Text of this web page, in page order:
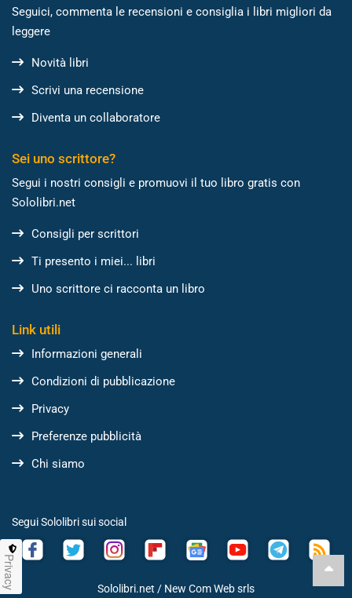
Seguici, commenta le recensioni e consiglia i libri migliori da
leggere
Novità libri
Scrivi una recensione
Diventa un collaboratore
Sei uno scrittore?
Segui i nostri consigli e promuovi il tuo libro gratis con
Sololibri.net
Consigli per scrittori
Ti presento i miei... libri
Uno scrittore ci racconta un libro
Link utili
Informazioni generali
Condizioni di pubblicazione
Privacy
Preferenze pubblicità
Chi siamo
Segui Sololibri sui social
Sololibri.net / New Com Web srls
Privacy